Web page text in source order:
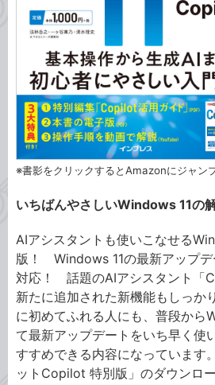
※書影をクリックするとAmazonにジャン
いちばんやさしいWindows 11の
AIアシスタントも使いこなせる
版！ Windows 11の最新アップ
対応！ 話題のAIアシスタント「
新たに追加された新機能もしっか
に初めてふれる人にも、普段から
て最新アップデートをいち早く使
すすめできる内容になっています
ットCopilot 特別版」のダウンロ